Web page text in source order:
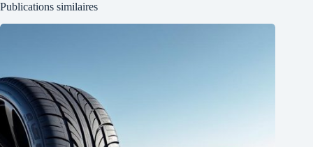
Publications similaires